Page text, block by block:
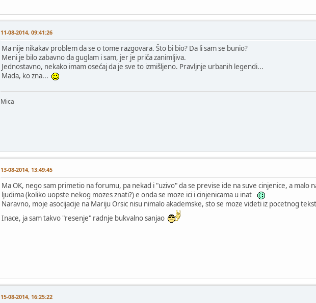
11-08-2014, 09:41:26
Ma nije nikakav problem da se o tome razgovara. Što bi bio? Da li sam se bunio?
Meni je bilo zabavno da guglam i sam, jer je priča zanimljiva.
Jednostavno, nekako imam osećaj da je sve to izmišljeno. Pravljnje urbanih legendi...
Mada, ko zna...
Mica
13-08-2014, 13:49:45
Ma OK, nego sam primetio na forumu, pa nekad i "uzivo" da se previse ide na suve cinjenice, a malo
ljudima (koliko uopste nekog mozes znati?) e onda se moze ici i cinjenicama u inat
Naravno, moje asocijacije na Mariju Orsic nisu nimalo akademske, sto se moze videti iz pocetnog
Inace, ja sam takvo "resenje" radnje bukvalno sanjao
15-08-2014, 16:25:22